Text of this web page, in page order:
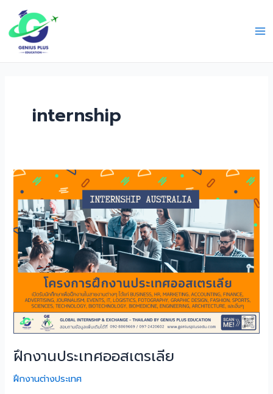
content
internship
ฝึกงานประเทศออสเตรเลีย
ฝึกงานต่างประเทศ
ฝึกงาน
ประเทศ
ออสเตรเลีย